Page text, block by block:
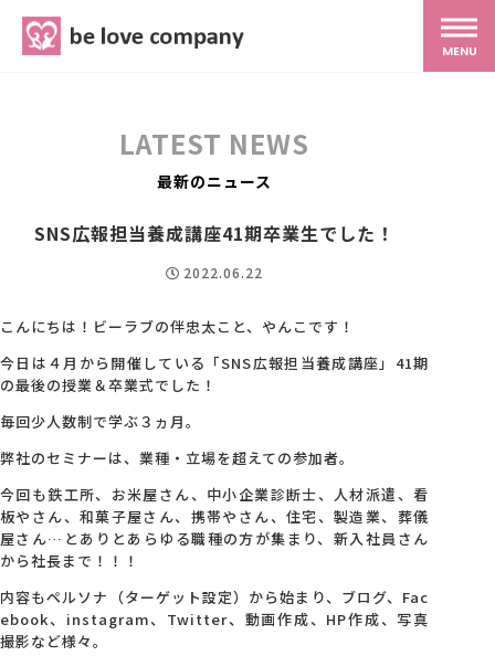
MENU
MG研修
スタッフ紹介
最新ブログ
会社概要
アクセス
LATEST NEWS
最新のニュース
SNS広報担当養成講座41期卒業生でした！
2022.06.22
こんにちは！ビーラブの伴忠太こと、やんこです！
今日は４月から開催している「SNS広報担当養成講座」41期
の最後の授業＆卒業式でした！
毎回少人数制で学ぶ３ヵ月。
弊社のセミナーは、業種・立場を超えての参加者。
今回も鉄工所、お米屋さん、中小企業診断士、人材派遣、看
板やさん、和菓子屋さん、携帯やさん、住宅、製造業、葬儀
屋さん…とありとあらゆる職種の方が集まり、新入社員さん
から社長まで！！！
内容もペルソナ（ターゲット設定）から始まり、ブログ、Fac
ebook、instagram、Twitter、動画作成、HP作成、写真
撮影など様々。